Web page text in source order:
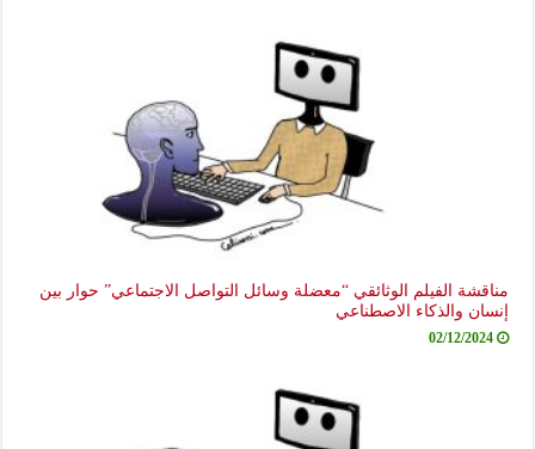
مناقشة الفيلم الوثائقي “معضلة وسائل التواصل الاجتماعي” حوار بين
إنسان والذكاء الاصطناعي
02/12/2024